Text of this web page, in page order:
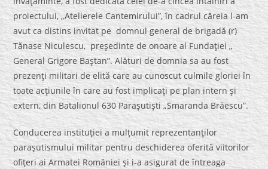
proiectului, „Atelierele Cantemirului”, în cadrul căreia l-am
avut ca distins invitat pe domnul general de brigadă (r)
Tănase Niculescu, preşedinte de onoare al Fundaţiei „
General Grigore Baştan”. Alături de domnia sa au fost
prezenţi militari de elită care au cunoscut culmile gloriei în
toate acţiunile în care au fost implicaţi pe plan intern şi
extern, din Batalionul 630 Paraşutişti „Smaranda Brăescu”.
Conducerea instituţiei a mulţumit reprezentanţilor
paraşutismului militar pentru deschiderea oferită viitorilor
ofiţeri ai Armatei României şi i-a asigurat de întreaga